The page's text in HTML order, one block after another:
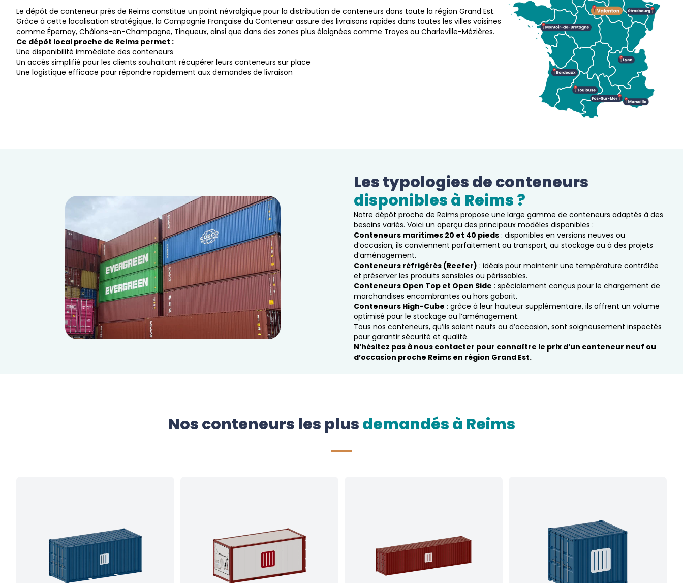
Le dépôt de conteneur près de Reims constitue un point névralgique pour la distribution de conteneurs dans toute la région Grand Est.
Grâce à cette localisation stratégique, la Compagnie Française du Conteneur assure des livraisons rapides dans toutes les villes voisines
comme Épernay, Châlons-en-Champagne, Tinqueux, ainsi que dans des zones plus éloignées comme Troyes ou Charleville-Mézières.
Ce dépôt local proche de Reims permet :
Une disponibilité immédiate des conteneurs
Un accès simplifié pour les clients souhaitant récupérer leurs conteneurs sur place
Une logistique efficace pour répondre rapidement aux demandes de livraison
Les typologies de conteneurs
disponibles à Reims ?
Notre dépôt proche de Reims propose une large gamme de conteneurs adaptés à des
besoins variés. Voici un aperçu des principaux modèles disponibles :
Conteneurs maritimes 20 et 40 pieds : disponibles en versions neuves ou
d’occasion, ils conviennent parfaitement au transport, au stockage ou à des projets
d’aménagement.
Conteneurs réfrigérés (Reefer) : idéals pour maintenir une température contrôlée
et préserver les produits sensibles ou périssables.
Conteneurs Open Top et Open Side : spécialement conçus pour le chargement de
marchandises encombrantes ou hors gabarit.
Conteneurs High-Cube : grâce à leur hauteur supplémentaire, ils offrent un volume
optimisé pour le stockage ou l’aménagement.
Tous nos conteneurs, qu’ils soient neufs ou d’occasion, sont soigneusement inspectés
pour garantir sécurité et qualité.
N’hésitez pas à nous contacter pour connaître le prix d’un conteneur neuf ou
d’occasion proche Reims en région Grand Est.
Nos conteneurs les plusdemandés à Reims